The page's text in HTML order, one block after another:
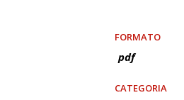
FORMATO
pdf
CATEGORIA